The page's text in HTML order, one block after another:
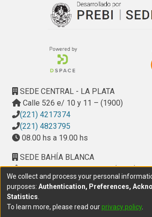
explotación racional del acuífero,
constituye una alternativa técnica viable
situación hídrica.
locality. A rational exploitation of the
time, constitutes a viable alternative to
water situation.
SEDE CENTRAL - LA PLATA
Calle 526 e/ 10 y 11 – (1900)
(221) 4217374
(221) 4823795
08.00 hs a 19.00 hs
SEDE BAHÍA BLANCA
Calle Ciudad de Cali 320 – (8000).
Provincial del Sudoeste (UPSO)
(291) 459 2550, interno 147
10.00 h a 14.00 h
We collect and process your personal
purposes: Authentication, Preferences,
Statistics
To learn more, please read ourprivacy policy.